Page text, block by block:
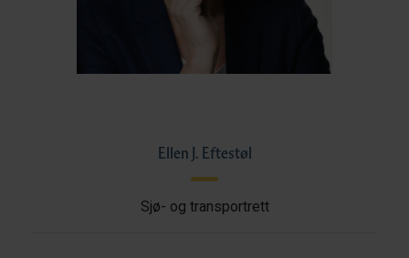
Ellen J. Eftestøl
Sjø- og transportrett